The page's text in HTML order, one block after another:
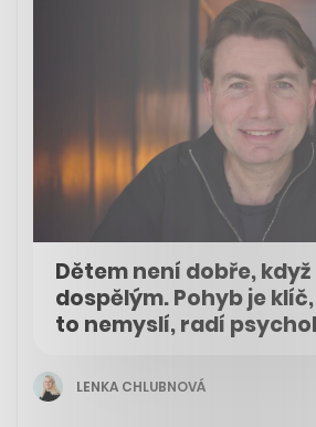
Dětem není dobře,
dospělým. Pohyb je
to nemyslí, radí
LENKA CHLUBNOVÁ